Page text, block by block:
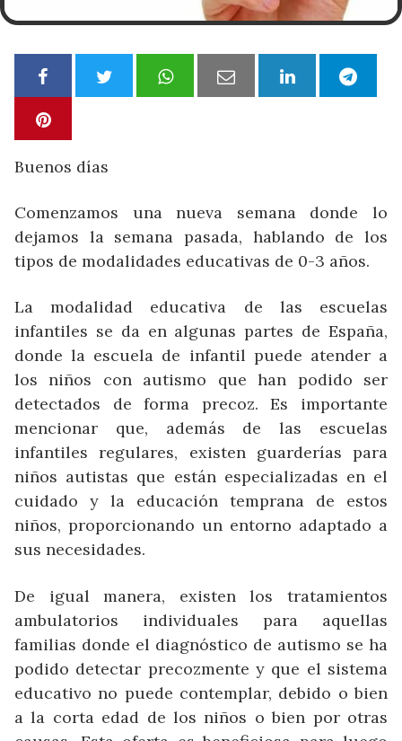
Buenos días
Comenzamos una nueva semana donde lo
dejamos la semana pasada, hablando de los
tipos de modalidades educativas de 0-3 años.
La modalidad educativa de las escuelas
infantiles se da en algunas partes de España,
donde la escuela de infantil puede atender a
los niños con autismo que han podido ser
detectados de forma precoz. Es importante
mencionar que, además de las escuelas
infantiles regulares, existen guarderías para
niños autistas que están especializadas en el
cuidado y la educación temprana de estos
niños, proporcionando un entorno adaptado a
sus necesidades.
De igual manera, existen los tratamientos
ambulatorios individuales para aquellas
familias donde el diagnóstico de autismo se ha
podido detectar precozmente y que el sistema
educativo no puede contemplar, debido o bien
a la corta edad de los niños o bien por otras